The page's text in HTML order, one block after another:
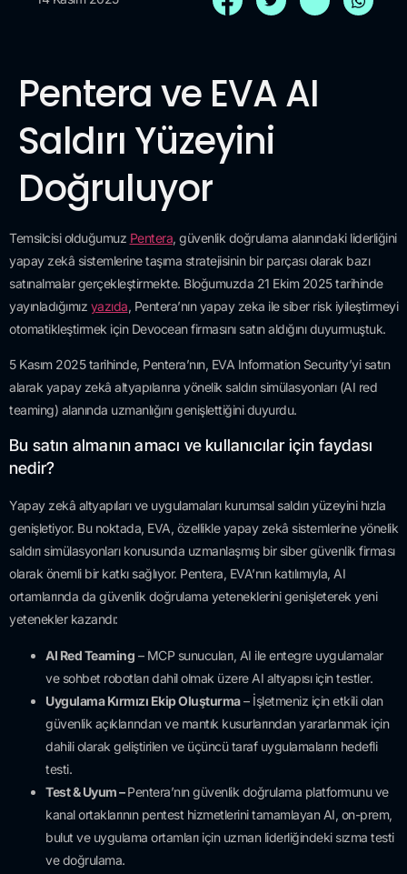
Pentera ve EVA AI
Saldırı Yüzeyini
Doğruluyor
Temsilcisi olduğumuz Pentera, güvenlik doğrulama alanındaki liderliğini
yapay zekâ sistemlerine taşıma stratejisinin bir parçası olarak bazı
satınalmalar gerçekleştirmekte. Bloğumuzda 21 Ekim 2025 tarihinde
yayınladığımız yazıda, Pentera’nın yapay zeka ile siber risk iyileştirmeyi
otomatikleştirmek için Devocean firmasını satın aldığını duyurmuştuk.
5 Kasım 2025 tarihinde, Pentera’nın, EVA Information Security’yi satın
alarak yapay zekâ altyapılarına yönelik saldırı simülasyonları (AI red
teaming) alanında uzmanlığını genişlettiğini duyurdu.
Bu satın almanın amacı ve kullanıcılar için faydası
nedir?
Yapay zekâ altyapıları ve uygulamaları kurumsal saldırı yüzeyini hızla
genişletiyor. Bu noktada, EVA, özellikle yapay zekâ sistemlerine yönelik
saldırı simülasyonları konusunda uzmanlaşmış bir siber güvenlik firması
olarak önemli bir katkı sağlıyor. Pentera, EVA’nın katılımıyla, AI
ortamlarında da güvenlik doğrulama yeteneklerini genişleterek yeni
yetenekler kazandı:
AI Red Teaming – MCP sunucuları, AI ile entegre uygulamalar
ve sohbet robotları dahil olmak üzere AI altyapısı için testler.
Uygulama Kırmızı Ekip Oluşturma– İşletmeniz için etkili olan
güvenlik açıklarından ve mantık kusurlarından yararlanmak için
dahili olarak geliştirilen ve üçüncü taraf uygulamaların hedefli
testi.
Test & Uyum –Pentera’nın güvenlik doğrulama platformunu ve
kanal ortaklarının pentest hizmetlerini tamamlayan AI, on-prem,
bulut ve uygulama ortamları için uzman liderliğindeki sızma testi
ve doğrulama.